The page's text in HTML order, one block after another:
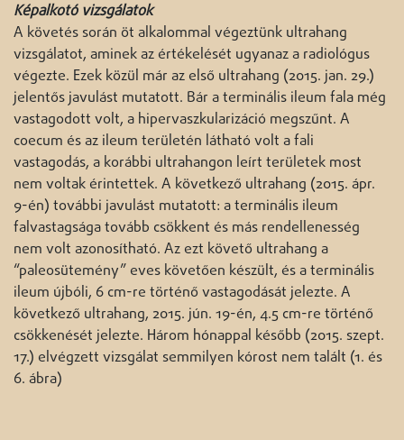
Képalkotó vizsgálatok
A követés során öt alkalommal végeztünk ultrahang
vizsgálatot, aminek az értékelését ugyanaz a radiológus
végezte. Ezek közül már az első ultrahang (2015. jan. 29.)
jelentős javulást mutatott. Bár a terminális ileum fala még
vastagodott volt, a hipervaszkularizáció megszűnt. A
coecum és az ileum területén látható volt a fali
vastagodás, a korábbi ultrahangon leírt területek most
nem voltak érintettek. A következő ultrahang (2015. ápr.
9-én) további javulást mutatott: a terminális ileum
falvastagsága tovább csökkent és más rendellenesség
nem volt azonosítható. Az ezt követő ultrahang a
“paleosütemény” eves követően készült, és a terminális
ileum újbóli, 6 cm-re történő vastagodását jelezte. A
következő ultrahang, 2015. jún. 19-én, 4.5 cm-re történő
csökkenését jelezte. Három hónappal később (2015. szept.
17.) elvégzett vizsgálat semmilyen kórost nem talált (1. és
6. ábra)